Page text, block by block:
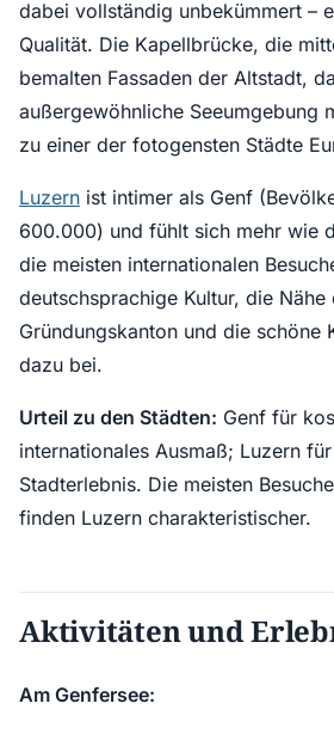
dabei vollständig unbekümmert –
Qualität. Die Kapellbrücke, die
bemalten Fassaden der Altstadt,
außergewöhnliche Seeumgebung
zu einer der fotogensten Städte
Luzern ist intimer als Genf
600.000) und fühlt sich mehr wie
die meisten internationalen
deutschsprachige Kultur, die
Gründungskanton und die
dazu bei.
Urteil zu den Städten: Genf für
internationales Ausmaß; Luzern
Stadterlebnis. Die meisten
finden Luzern charakteristischer.
Aktivitäten und
Am Genfersee: